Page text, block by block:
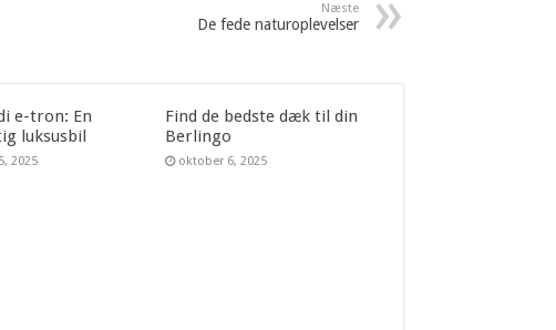
Næste
De fede naturoplevelser
e-tron: En
luksusbil
2025
Find de bedste dæk til din
Berlingo
oktober 6, 2025